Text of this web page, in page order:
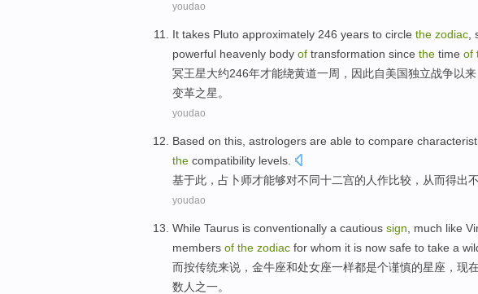
youdao
It takes Pluto approximately 246 years to circle the zodiac
powerful heavenly body of transformation since the time of
冥王星大约246年才能绕黄道一周， 因此自美国独立战争以来
变革之星。
youdao
Based on this astrologers are able to compare
the compatibility levels
基于此 ， 占卜师才能够对不同十二宫的 人作比较 ，从而得出
youdao
While Taurus is conventionally a cautious sign much like
members of the zodiac for whom it is now safe to take a
而按传统来说， 金牛座和处女座一样都是个谨慎的星座 ， 现
数 人之一。